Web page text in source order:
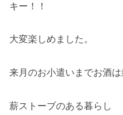
キー！！
大変楽しめました。
来月のお小遣いまでお酒は
薪ストーブのある暮らし